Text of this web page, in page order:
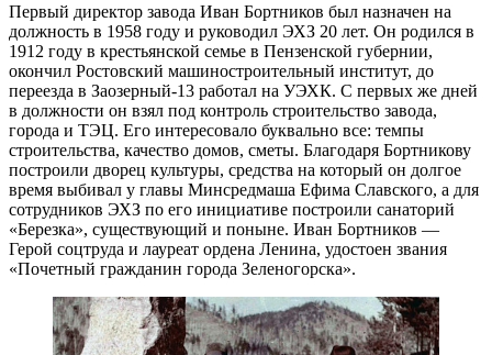
Первый директор завода Иван Бортников был назначен на
должность в 1958 году и руководил ЭХЗ 20 лет. Он родился в
1912 году в крестьянской семье в Пензенской губернии,
окончил Ростовский машиностроительный институт, до
переезда в Заозерный-13 работал на УЭХК. С первых же дней
в должности он взял под контроль строительство завода,
города и ТЭЦ. Его интересовало буквально все: темпы
строительства, качество домов, сметы. Благодаря Бортникову
построили дворец культуры, средства на который он долгое
время выбивал у главы Минсредмаша Ефима Славского, а для
сотрудников ЭХЗ по его инициативе построили санаторий
«Березка», существующий и поныне. Иван Бортников —
Герой соцтруда и лауреат ордена Ленина, удостоен звания
«Почетный гражданин города Зеленогорска».